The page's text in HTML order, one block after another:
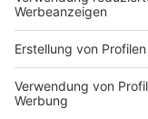
seinem Chef und
denken".
Anzeige